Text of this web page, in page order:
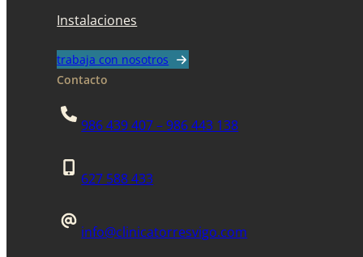
Instalaciones
trabaja con nosotros
Contacto
986 439 407 – 986 443 138
627 588 433
info@clinicatorresvigo.com